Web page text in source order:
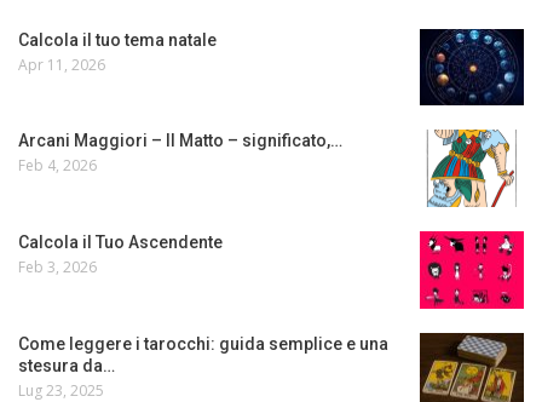
Calcola il tuo tema natale
Apr 11, 2026
Arcani Maggiori – Il Matto – significato,…
Feb 4, 2026
Calcola il Tuo Ascendente
Feb 3, 2026
Come leggere i tarocchi: guida semplice e una
stesura da…
Lug 23, 2025